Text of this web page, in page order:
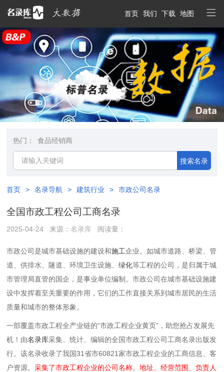
首页 我们 下载 地图
热门： 食品经销商
搜索名录
首页 > 名录导航 > 建筑行业 > 市政公司名录
全国市政工程公司工商名录
2025-04-24 来源：名录库 阅读量：
市政公司是城市基础设施的建设和施工企业。如城市道路、桥梁、管
道、供排水、隧道、环境卫生设施、绿化等工程的公司，是归属于城
市管理局直管的国企，是事业单位编制。市政公司在城市基础设施建
设中发挥着至关重要的作用，它们的工作直接关系到城市居民的生活
质量和城市的整体形象。
一部覆盖市政工程全产业链的“市政工程企业黄页”，助您抢占发展先
机！由名录库采集、统计、编辑的全国市政工程公司工商名录出版发
行。该名录收录了我国31省市60821家市政工程企业的工商信息、客
户资源。采集了市政工程企业的公司名称、地址、经营范围、负责人